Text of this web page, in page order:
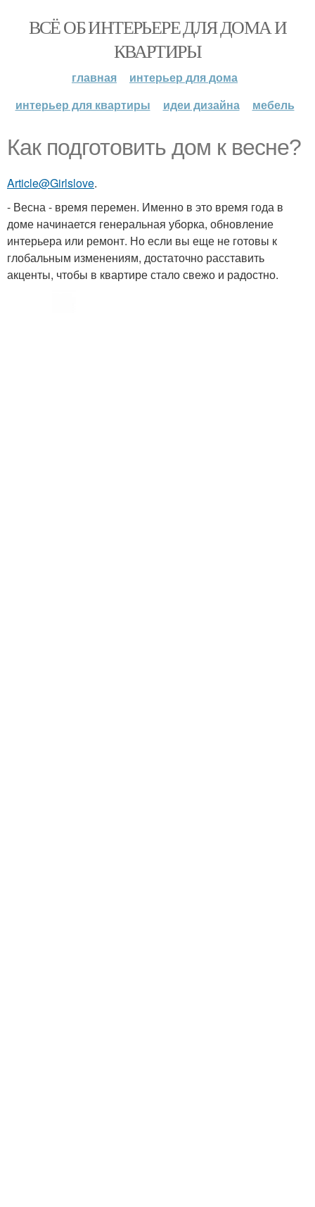
ВСЁ ОБ ИНТЕРЬЕРЕ ДЛЯ ДОМА И
КВАРТИРЫ
главная
интерьер для дома
интерьер для квартиры
идеи дизайна мебель
Как подготовить дом к весне?
Article@Girlslove.
- Весна - время перемен. Именно в это время года в
доме начинается генеральная уборка, обновление
интерьера или ремонт. Но если вы еще не готовы к
глобальным изменениям, достаточно расставить
акценты, чтобы в квартире стало свежо и радостно.